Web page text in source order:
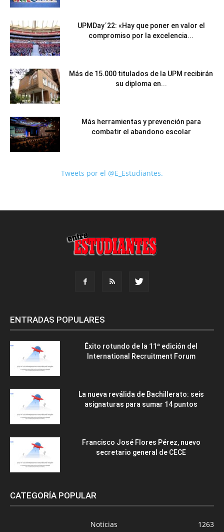
UPMDay´22: «Hay que poner en valor el
compromiso por la excelencia...
Más de 15.000 titulados de la UPM recibirán
su diploma en...
Más herramientas y prevención para
combatir el abandono escolar
Tweets por el @E_Estudiantes.
ENTRADAS POPULARES
Éxito rotundo de la 11ª edición del
International Recruitment Forum
La nueva reválida de Bachillerato: seis
asignaturas para sumar 14 puntos
Francisco José Flores Pérez, nuevo
secretario general de CECE
CATEGORÍA POPULAR
Noticias 1263